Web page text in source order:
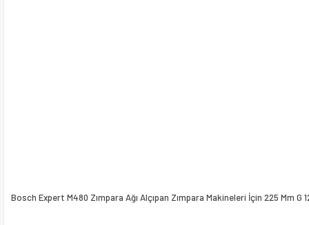
Bosch Expert M480 Zımpara Ağı Alçıpan Zımpara Makineleri İçin 225 Mm G